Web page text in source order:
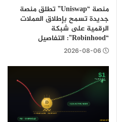
منصة “Uniswap” تطلق منصة
جديدة تسمح بإطلاق العملات
الرقمية على شبكة
“Robinhood”: التفاصيل
2026-08-06